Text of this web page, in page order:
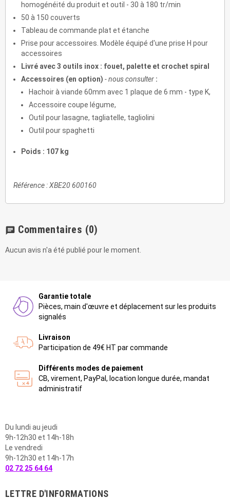
homogénéité du produit et outil - 30 à 180 tr/min
50 à 150 couverts
Tableau de commande plat et étanche
Prise pour accessoires. Modèle équipé d'une prise H pour
accessoires
Livré avec 3 outils inox : fouet, palette et crochet spiral
Accessoires (en option) - nous consulter :
Hachoir à viande 60mm avec 1 plaque de 6 mm - type K,
Accessoire coupe légume,
Outil pour lasagne, tagliatelle, tagliolini
Outil pour spaghetti
Poids : 107 kg
Référence : XBE20 600160
chat Commentaires (0)
Aucun avis n'a été publié pour le moment.
Garantie totale
Pièces, main d'œuvre et déplacement sur les produits
signalés
Livraison
Participation de 49€ HT par commande
Différents modes de paiement
CB, virement, PayPal, location longue durée, mandat
administratif
Du lundi au jeudi
9h-12h30 et 14h-18h
Le vendredi
9h-12h30 et 14h-17h
02 72 25 64 64
LETTRE D'INFORMATIONS